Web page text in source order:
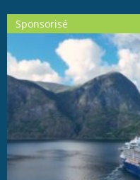
Sponsorisé